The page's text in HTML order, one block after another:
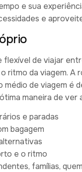
e sua
e
flexível de viajar
ritmo da viagem.
médio de viagem é
maneira de ver
e paradas
bagagem
e o ritmo
famílias,